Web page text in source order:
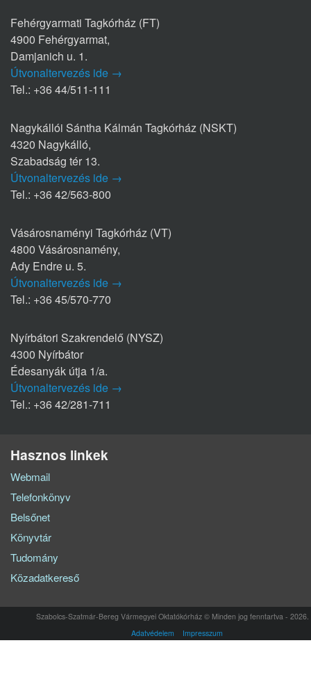
Fehérgyarmati Tagkórház (FT)
4900 Fehérgyarmat,
Damjanich u. 1.
Útvonaltervezés ide →
Tel.: +36 44/511-111
Nagykállói Sántha Kálmán Tagkórház (NSKT)
4320 Nagykálló,
Szabadság tér 13.
Útvonaltervezés ide →
Tel.: +36 42/563-800
Vásárosnaményi Tagkórház (VT)
4800 Vásárosnamény,
Ady Endre u. 5.
Útvonaltervezés ide →
Tel.: +36 45/570-770
Nyírbátori Szakrendelő (NYSZ)
4300 Nyírbátor
Édesanyák útja 1/a.
Útvonaltervezés ide →
Tel.: +36 42/281-711
Hasznos linkek
Webmail
Telefonkönyv
Belsőnet
Könyvtár
Tudomány
Közadatkereső
Szabolcs-Szatmár-Bereg Vármegyei Oktatókórház © Minden jog fenntartva - 2026.
Adatvédelem
Impresszum